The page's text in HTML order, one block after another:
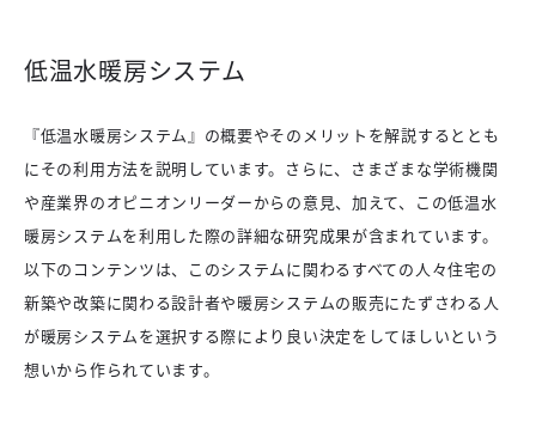
低温水暖房システム
『低温水暖房システム』の概要やそのメリットを解説するととも
にその利用方法を説明しています。さらに、さまざまな学術機関
や産業界のオピニオンリーダーからの意見、加えて、この低温水
暖房システムを利用した際の詳細な研究成果が含まれています。
以下のコンテンツは、このシステムに関わるすべての人々住宅の
新築や改築に関わる設計者や暖房システムの販売にたずさわる人
が暖房システムを選択する際により良い決定をしてほしいという
想いから作られています。